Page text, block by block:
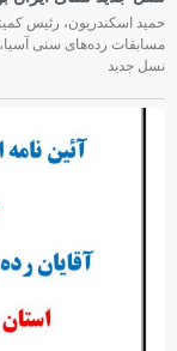
حمید اسکندریون، رئیس
مسابقات رده‌های سنی آسیا،
نسل جدید